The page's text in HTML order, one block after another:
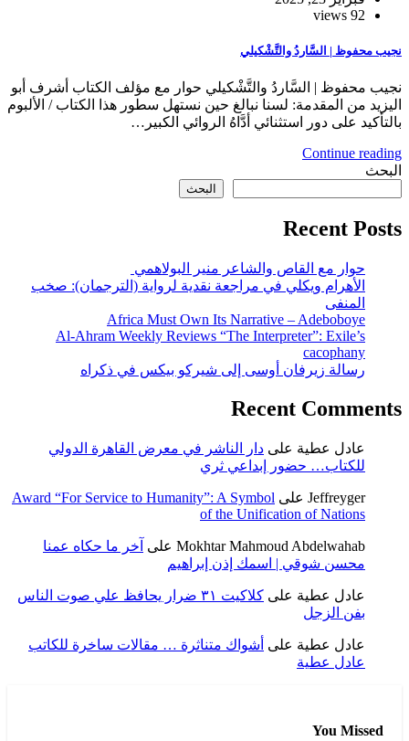
92 views
نجيب محفوظ | السَّاردُ والتَّشْكيلي
نجيب محفوظ | السَّاردُ والتَّشْكيلي حوار مع مؤلف الكتاب أشرف أبو
اليزيد من المقدمة: لسنا نبالغ حين نستهل سطور هذا الكتاب / الألبوم
بالتأكيد على دور استثنائي أدَّاهُ الروائي الكبير…
Continue reading
البحث
البحث
Recent Posts
حوار مع القاص والشاعر منير البولاهمي
الأهرام ويكلي في مراجعة نقدية لرواية (الترجمان): صخب
المنفى
Africa Must Own Its Narrative – Adeboboye
Al-Ahram Weekly Reviews “The Interpreter”: Exile’s
cacophany
رسالة زيرفان أوسى إلى شيركو بيكس في ذكراه
Recent Comments
عادل عطية على دار الناشر في معرض القاهرة الدولي
للكتاب… حضور إبداعي ثري
Jeffreyger على Award “For Service to Humanity”: A Symbol
of the Unification of Nations
Mokhtar Mahmoud Abdelwahab على آخر ما حكاه عمنا
محسن شوقي | اسمك إذن إبراهيم
عادل عطية على
كلاكيت ٣١ ضرار يحافظ علي صوت الناس
بفن الزجل
عادل عطية على أشواك متناثرة … مقالات ساخرة للكاتب
عادل عطية
You Missed